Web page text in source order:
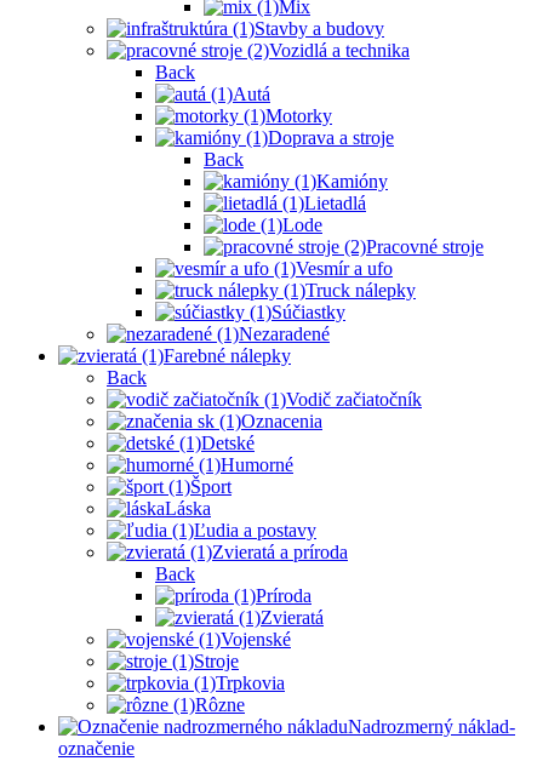
Mix
Stavby a budovy
Vozidlá a technika
Back
Autá
Motorky
Doprava a stroje
Back
Kamióny
Lietadlá
Lode
Pracovné stroje
Vesmír a ufo
Truck nálepky
Súčiastky
Nezaradené
Farebné nálepky
Back
Vodič začiatočník
Oznacenia
Detské
Humorné
Šport
Láska
Ľudia a postavy
Zvieratá a príroda
Back
Príroda
Zvieratá
Vojenské
Stroje
Trpkovia
Rôzne
Nadrozmerný náklad-
označenie